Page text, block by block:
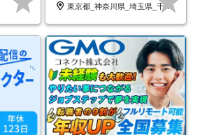
東京都_神奈川県_埼玉県_千葉県_大阪府…